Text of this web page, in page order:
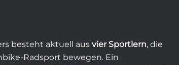
besteht aktuell aus vier Sportlern, die
Radsport bewegen. Ein